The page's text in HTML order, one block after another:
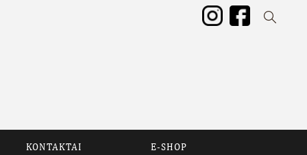
KONTAKTAI E-SHOP